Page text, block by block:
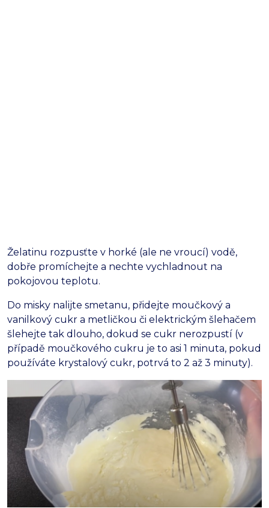
Želatinu rozpusťte v horké (ale ne vroucí) vodě,
dobře promíchejte a nechte vychladnout na
pokojovou teplotu.
Do misky nalijte smetanu, přidejte moučkový a
vanilkový cukr a metličkou či elektrickým šlehačem
šlehejte tak dlouho, dokud se cukr nerozpustí (v
případě moučkového cukru je to asi 1 minuta, pokud
používáte krystalový cukr, potrvá to 2 až 3 minuty).